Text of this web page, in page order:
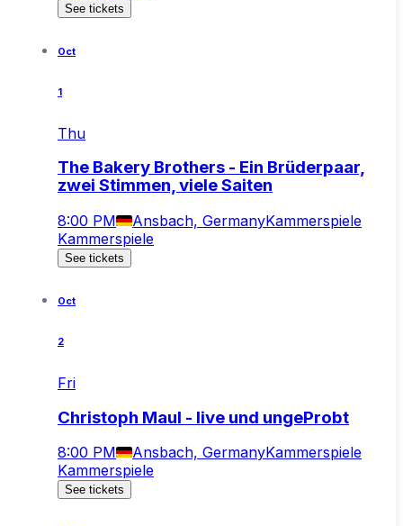
See tickets
Oct
1
Thu
The Bakery Brothers - Ein Brüderpaar,
zwei Stimmen, viele Saiten
8:00 PM Ansbach, GermanyKammerspiele
Kammerspiele
See tickets
Oct
2
Fri
Christoph Maul - live und ungeProbt
8:00 PM Ansbach, GermanyKammerspiele
Kammerspiele
See tickets